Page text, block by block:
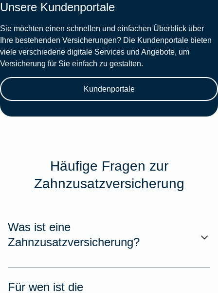
Unsere Kundenportale
Sie möchten einen schnellen und einfachen Überblick über
Ihre bestehenden Versicherungen? Die Kundenportale bieten
viele verschiedene digitale Services und Angebote, um
Versicherung für Sie einfach zu gestalten.
Kundenportale
Häufige Fragen zur
Zahnzusatzversicherung
Was ist eine
Zahnzusatzversicherung?
Für wen ist die